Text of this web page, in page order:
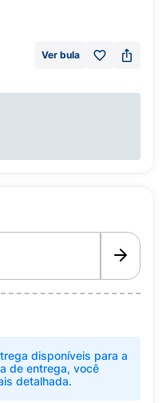
Ver bula
disponíveis para a
de entrega, você
detalhada.